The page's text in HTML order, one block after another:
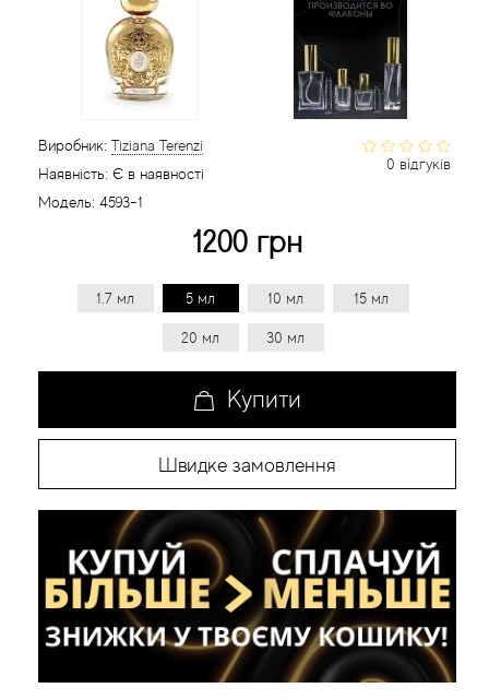
0 відгуків
Виробник: Tiziana Terenzi
Наявність: Є в наявності
Модель: 4593-1
1200 грн
1.7 мл 5 мл 10 мл 15 мл
20 мл 30 мл
Купити
Швидке замовлення